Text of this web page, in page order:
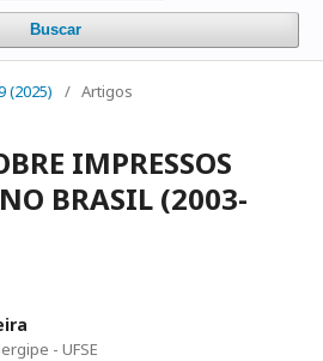
Buscar
(2025) / Artigos
IMPRESSOS
BRASIL (2003-
- UFSE